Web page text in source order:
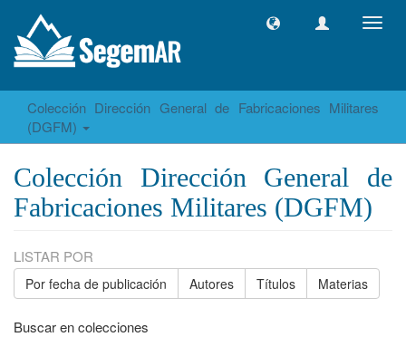
Colección Dirección General de Fabricaciones Militares
(DGFM)
Colección Dirección General de
Fabricaciones Militares (DGFM)
LISTAR POR
Por fecha de publicación Autores Títulos Materias
Buscar en colecciones